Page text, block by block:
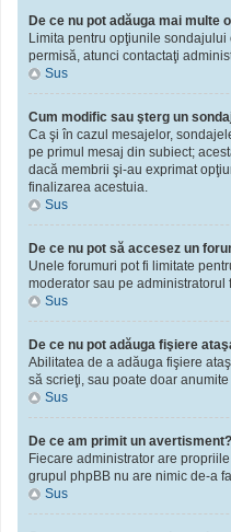
De ce nu pot adăuga mai multe
Limita pentru opţiunile
permisă, atunci contactaţi
Sus
Cum modific sau şterg un
Ca şi în cazul mesajelor,
pe primul mesaj din subiect;
dacă membrii şi-au exprimat
finalizarea acestuia.
Sus
De ce nu pot să accesez un
Unele forumuri pot fi limitate
moderator sau pe
Sus
De ce nu pot adăuga fişiere
Abilitatea de a adăuga fişiere
să scrieţi, sau poate doar
Sus
De ce am primit un avertisment?
Fiecare administrator are
grupul phpBB nu are nimic de-a
Sus